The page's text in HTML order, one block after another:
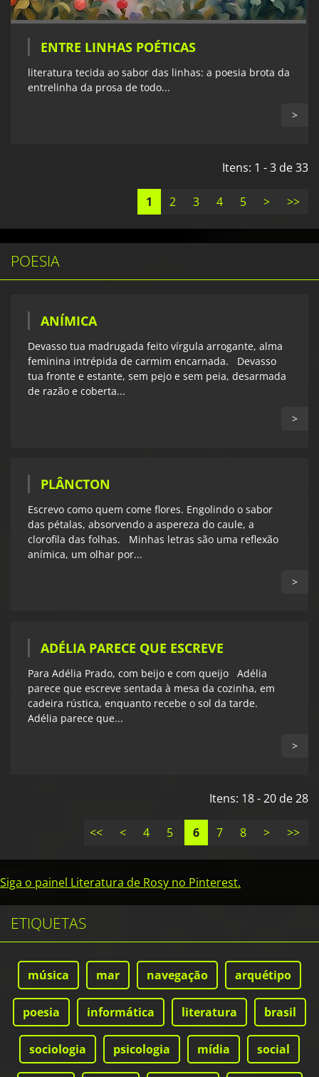
ENTRE LINHAS POÉTICAS
literatura tecida ao sabor das linhas: a poesia brota da
entrelinha da prosa de todo...
>
Itens: 1 - 3 de 33
1 2 3 4 5 > >>
POESIA
ANÍMICA
Devasso tua madrugada feito vírgula arrogante, alma
feminina intrépida de carmim encarnada. Devasso
tua fronte e estante, sem pejo e sem peia, desarmada
de razão e coberta...
>
PLÂNCTON
Escrevo como quem come flores. Engolindo o sabor
das pétalas, absorvendo a aspereza do caule, a
clorofila das folhas. Minhas letras são uma reflexão
anímica, um olhar por...
>
ADÉLIA PARECE QUE ESCREVE
Para Adélia Prado, com beijo e com queijo Adélia
parece que escreve sentada à mesa da cozinha, em
cadeira rústica, enquanto recebe o sol da tarde.
Adélia parece que...
>
Itens: 18 - 20 de 28
<< < 4 5 6 7 8 > >>
Siga o painel Literatura de Rosy no Pinterest.
ETIQUETAS
música mar navegação arquétipo
poesia informática literatura brasil
sociologia psicologia mídia social